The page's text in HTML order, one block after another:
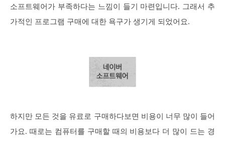
소프트웨어가 부족하다는 느낌이 들기 마련입니다. 그래서 추
가적인 프로그램 구매에 대한 욕구가 생기게 되었어요.
하지만 모든 것을 유료로 구매하다보면 비용이 너무 많이 들어
가요. 때로는 컴퓨터를 구매할 때의 비용보다 더 많이 드는 경